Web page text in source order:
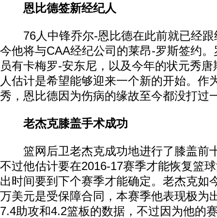
恩比德签新经纪人
76人中锋乔尔-恩比德在此前就已经跟
今他将与CAA经纪公司的莱昂-罗斯签约
员有卡梅罗-安东尼，以及今年的状元秀
人估计是希望能够迎来一个新的开始。作
秀，恩比德因为伤病的缘故至今都没打过
老杰克膝盖手术成功
篮网后卫老杰克成功地进行了膝盖前
不过他估计要在2016-17赛季才能恢复篮
出时间要到下个赛季才能确定。老杰克如
万美元是受保障合同，本赛季他表现极为
7.4助攻和4.2篮板的数据，不过因为他的